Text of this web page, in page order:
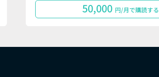
50,000 円/月で購読する